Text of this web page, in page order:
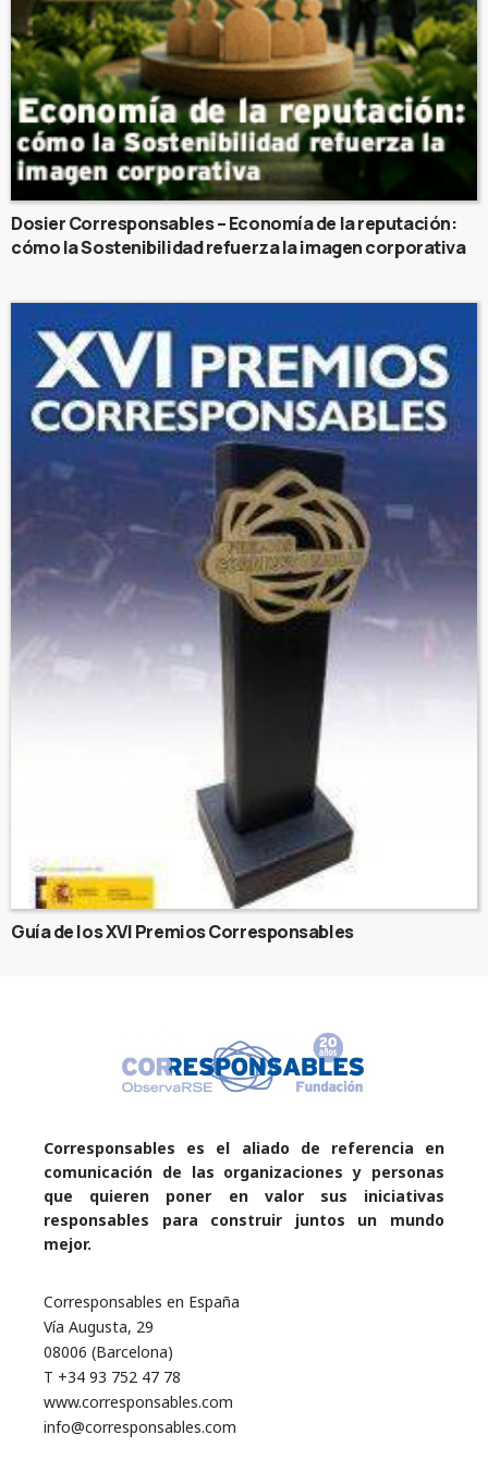
Dosier Corresponsables – Economía de la reputación:
cómo la Sostenibilidad refuerza la imagen corporativa
Guía de los XVI Premios Corresponsables
Corresponsables es el aliado de referencia en
comunicación de las organizaciones y personas
que quieren poner en valor sus iniciativas
responsables para construir juntos un mundo
mejor.
Corresponsables en España
Vía Augusta, 29
08006 (Barcelona)
T +34 93 752 47 78
www.corresponsables.com
info@corresponsables.com